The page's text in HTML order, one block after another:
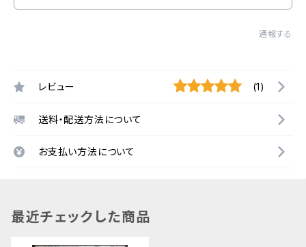
通報する
レビュー (1)
送料・配送方法について
お支払い方法について
最近チェックした商品